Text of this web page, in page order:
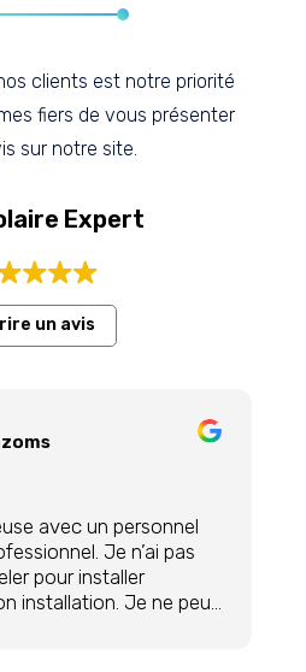
clients est notre priorité
fiers de vous présenter
sur notre site.
Expert
un avis
pas
ne peux
Après
rencontre
Solaire